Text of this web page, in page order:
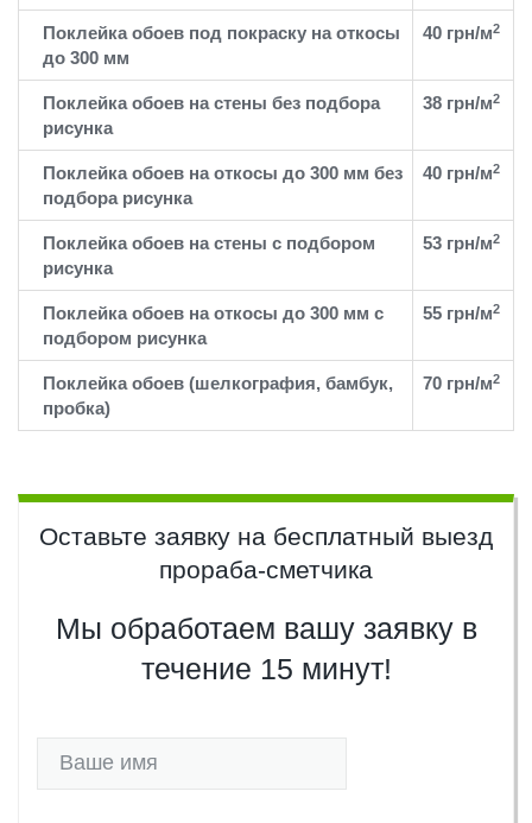
Поклейка обоев под покраску на откосы
до 300 мм
40 грн/м2
Поклейка обоев на стены без подбора
рисунка
38 грн/м2
Поклейка обоев на откосы до 300 мм без
подбора рисунка
40 грн/м2
Поклейка обоев на стены с подбором
рисунка
53 грн/м2
Поклейка обоев на откосы до 300 мм с
подбором рисунка
55 грн/м2
Поклейка обоев (шелкография, бамбук,
пробка)
70 грн/м2
Оставьте заявку на бесплатный выезд
прораба-сметчика
Мы обработаем вашу заявку в
течение 15 минут!